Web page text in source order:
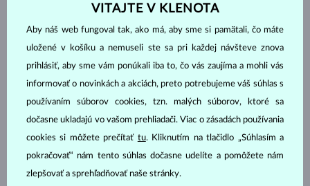
DIAMANT MODRÝ & DIAMANT
DIAMANT MODRÝ
996 €
VITAJTE V KLENOTA
Aby náš web fungoval tak, ako má, aby sme si pamätali, čo máte
uložené v košíku a nemuseli ste sa pri každej návšteve znova
prihlásiť, aby sme vám ponúkali iba to, čo vás zaujíma a mohli vás
informovať o novinkách a akciách, preto potrebujeme váš súhlas s
používaním súborov cookies, tzn. malých súborov, ktoré sa
dočasne ukladajú vo vašom prehliadači. Viac o zásadách používania
cookies si môžete prečítať tu. Kliknutím na tlačidlo „Súhlasím a
pokračovať“ nám tento súhlas dočasne udelíte a pomôžete nám
zlepšovať a sprehľadňovať naše stránky.